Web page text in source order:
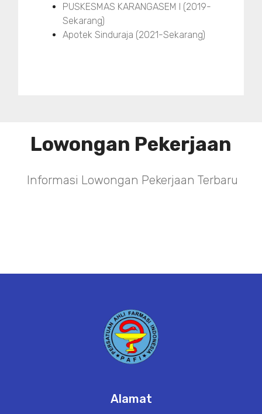
PUSKESMAS KARANGASEM I (2019-
Sekarang)
Apotek Sinduraja (2021-Sekarang)
Lowongan Pekerjaan
Informasi Lowongan Pekerjaan Terbaru
Alamat